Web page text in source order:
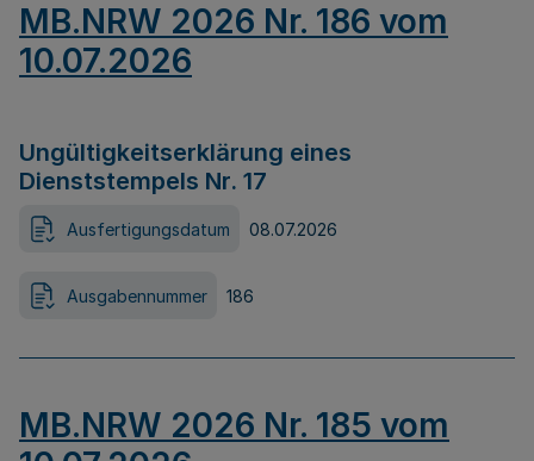
MB.NRW 2026 Nr. 186 vom
10.07.2026
Ungültigkeitserklärung eines
Dienststempels Nr. 17
Ausfertigungsdatum 08.07.2026
Ausgabennummer 186
MB.NRW 2026 Nr. 185 vom